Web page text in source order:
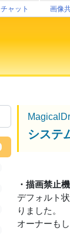
チャット 画像
システ
・描画禁止
デフォルト
りました。
オーナーも